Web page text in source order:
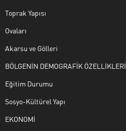
Toprak Yapısı
Ovaları
Akarsu ve Gölleri
BÖLGENİN DEMOGRAFİK ÖZELLİKLERİ
Eğitim Durumu
Sosyo-Kültürel Yapı
EKONOMİ